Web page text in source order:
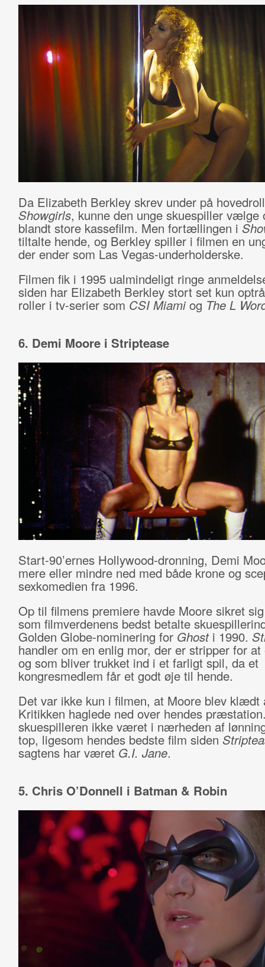
Da Elizabeth Berkley skrev under på
Showgirls, kunne den unge skuespiller vælge
blandt store kassefilm. Men fortællingen i
tiltalte hende, og Berkley spiller i filmen en
der ender som Las Vegas-underholderske.
Filmen fik i 1995 ualmindeligt ringe
siden har Elizabeth Berkley stort set kun
roller i tv-serier som CSI Miamiog The L
6. Demi Moore i Striptease
Start-90’ernes Hollywood-dronning, Demi
mere eller mindre ned med både krone og
sexkomedien fra 1996.
Op til filmens premiere havde Moore sikret
som filmverdenens bedst betalte
Golden Globe-nominering for Ghost i 1990.
handler om en enlig mor, der er stripper for at
og som bliver trukket ind i et farligt spil, da et
kongresmedlem får et godt øje til hende.
Det var ikke kun i filmen, at Moore blev klædt
Kritikken haglede ned over hendes
skuespilleren ikke været i nærheden af
top, ligesom hendes bedste film siden
sagtens har været G.I. Jane.
5. Chris O’Donnell i Batman & Robin